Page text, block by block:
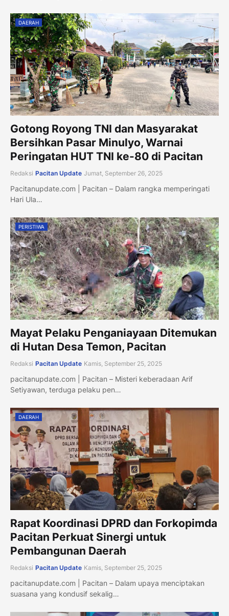
DAERAH
Gotong Royong TNI dan Masyarakat
Bersihkan Pasar Minulyo, Warnai
Peringatan HUT TNI ke-80 di Pacitan
Redaksi Pacitan Update Jumat, September 26, 2025
Pacitanupdate.com | Pacitan – Dalam rangka memperingati
Hari Ula…
PERISTIWA
Mayat Pelaku Penganiayaan Ditemukan
di Hutan Desa Temon, Pacitan
Redaksi Pacitan Update Kamis, September 25, 2025
pacitanupdate.com | Pacitan – Misteri keberadaan Arif
Setiyawan, terduga pelaku pen…
DAERAH
Rapat Koordinasi DPRD dan Forkopimda
Pacitan Perkuat Sinergi untuk
Pembangunan Daerah
Redaksi Pacitan Update Kamis, September 25, 2025
pacitanupdate.com | Pacitan – Dalam upaya menciptakan
suasana yang kondusif sekalig…